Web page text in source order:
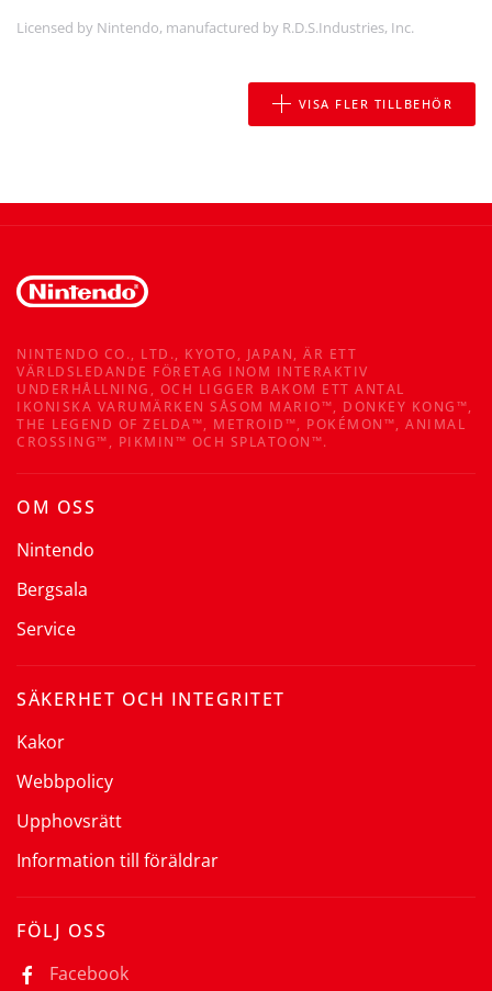
Licensed by Nintendo, manufactured by R.D.S.Industries, Inc.
VISA FLER TILLBEHÖR
NINTENDO CO., LTD., KYOTO, JAPAN, ÄR ETT
VÄRLDSLEDANDE FÖRETAG INOM INTERAKTIV
UNDERHÅLLNING, OCH LIGGER BAKOM ETT ANTAL
IKONISKA VARUMÄRKEN SÅSOM MARIO™, DONKEY KONG™,
THE LEGEND OF ZELDA™, METROID™, POKÉMON™, ANIMAL
CROSSING™, PIKMIN™ OCH SPLATOON™.
OM OSS
Nintendo
Bergsala
Service
SÄKERHET OCH INTEGRITET
Kakor
Webbpolicy
Upphovsrätt
Information till föräldrar
FÖLJ OSS
Facebook